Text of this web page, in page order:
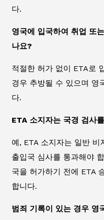
다.
영국에 입국하여 취업 또
나요?
적절한 허가 없이 ETA로
경우 추방될 수 있으며 영
다.
ETA 소지자는 국경 검사
예, ETA 소지자는 일반 비
출입국 심사를 통과해야
국을 허가하기 전에 ETA
합니다.
범죄 기록이 있는 경우 영